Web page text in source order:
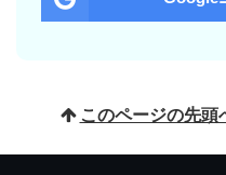
このページの先頭